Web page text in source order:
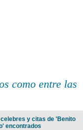
como entre las
y citas de 'Benito
encontrados